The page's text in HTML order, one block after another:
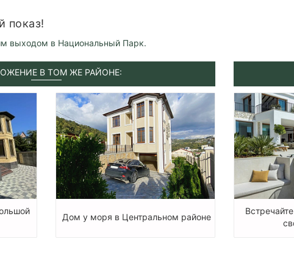
показ!
выходом в Национальный Парк.
В ТОМ ЖЕ РАЙОНЕ:
Дом у моря в Центральном районе